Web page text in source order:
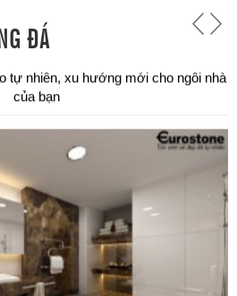
ĐÁ
tam cấp các công trình tại TPHCM